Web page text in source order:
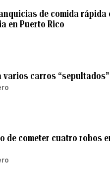
de comida rápida
en Puerto Rico
varios carros
de cometer cuatro robos